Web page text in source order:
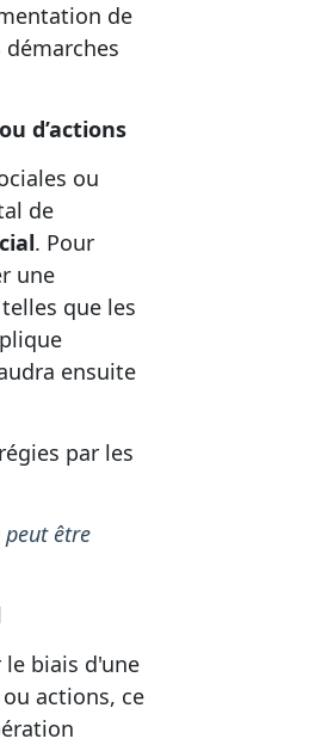
de
d’actions
ou
de
. Pour
une
que les
ensuite
par les
être
biais d'une
actions, ce